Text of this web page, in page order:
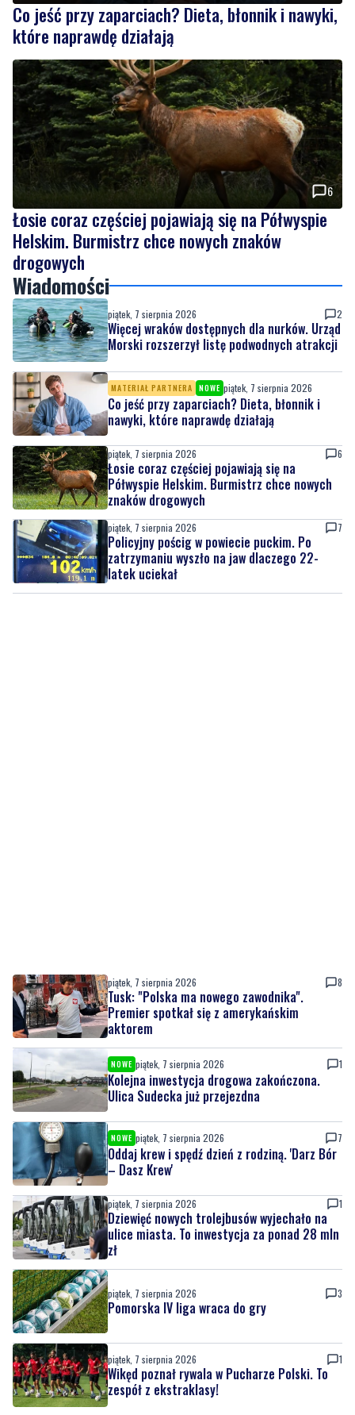
Co jeść przy zaparciach? Dieta, błonnik i nawyki,
które naprawdę działają
6
Łosie coraz częściej pojawiają się na Półwyspie
Helskim. Burmistrz chce nowych znaków
drogowych
Wiadomości
piątek, 7 sierpnia 2026 2
Więcej wraków dostępnych dla nurków. Urząd
Morski rozszerzył listę podwodnych atrakcji
MATERIAŁ PARTNERA NOWE piątek, 7 sierpnia 2026
Co jeść przy zaparciach? Dieta, błonnik i
nawyki, które naprawdę działają
piątek, 7 sierpnia 2026 6
Łosie coraz częściej pojawiają się na
Półwyspie Helskim. Burmistrz chce nowych
znaków drogowych
piątek, 7 sierpnia 2026 7
Policyjny pościg w powiecie puckim. Po
zatrzymaniu wyszło na jaw dlaczego 22-
latek uciekał
piątek, 7 sierpnia 2026 8
Tusk: "Polska ma nowego zawodnika".
Premier spotkał się z amerykańskim
aktorem
NOWE piątek, 7 sierpnia 2026 1
Kolejna inwestycja drogowa zakończona.
Ulica Sudecka już przejezdna
NOWE piątek, 7 sierpnia 2026 7
Oddaj krew i spędź dzień z rodziną. 'Darz Bór
– Dasz Krew'
piątek, 7 sierpnia 2026 1
Dziewięć nowych trolejbusów wyjechało na
ulice miasta. To inwestycja za ponad 28 mln
zł
piątek, 7 sierpnia 2026 3
Pomorska IV liga wraca do gry
piątek, 7 sierpnia 2026 1
Wikęd poznał rywala w Pucharze Polski. To
zespół z ekstraklasy!